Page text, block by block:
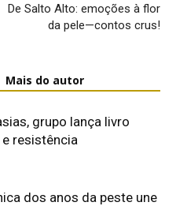
De Salto Alto: emoções à flor
da pele—contos crus!
Mais do autor
grupo lança livro
resistência
dos anos da peste une